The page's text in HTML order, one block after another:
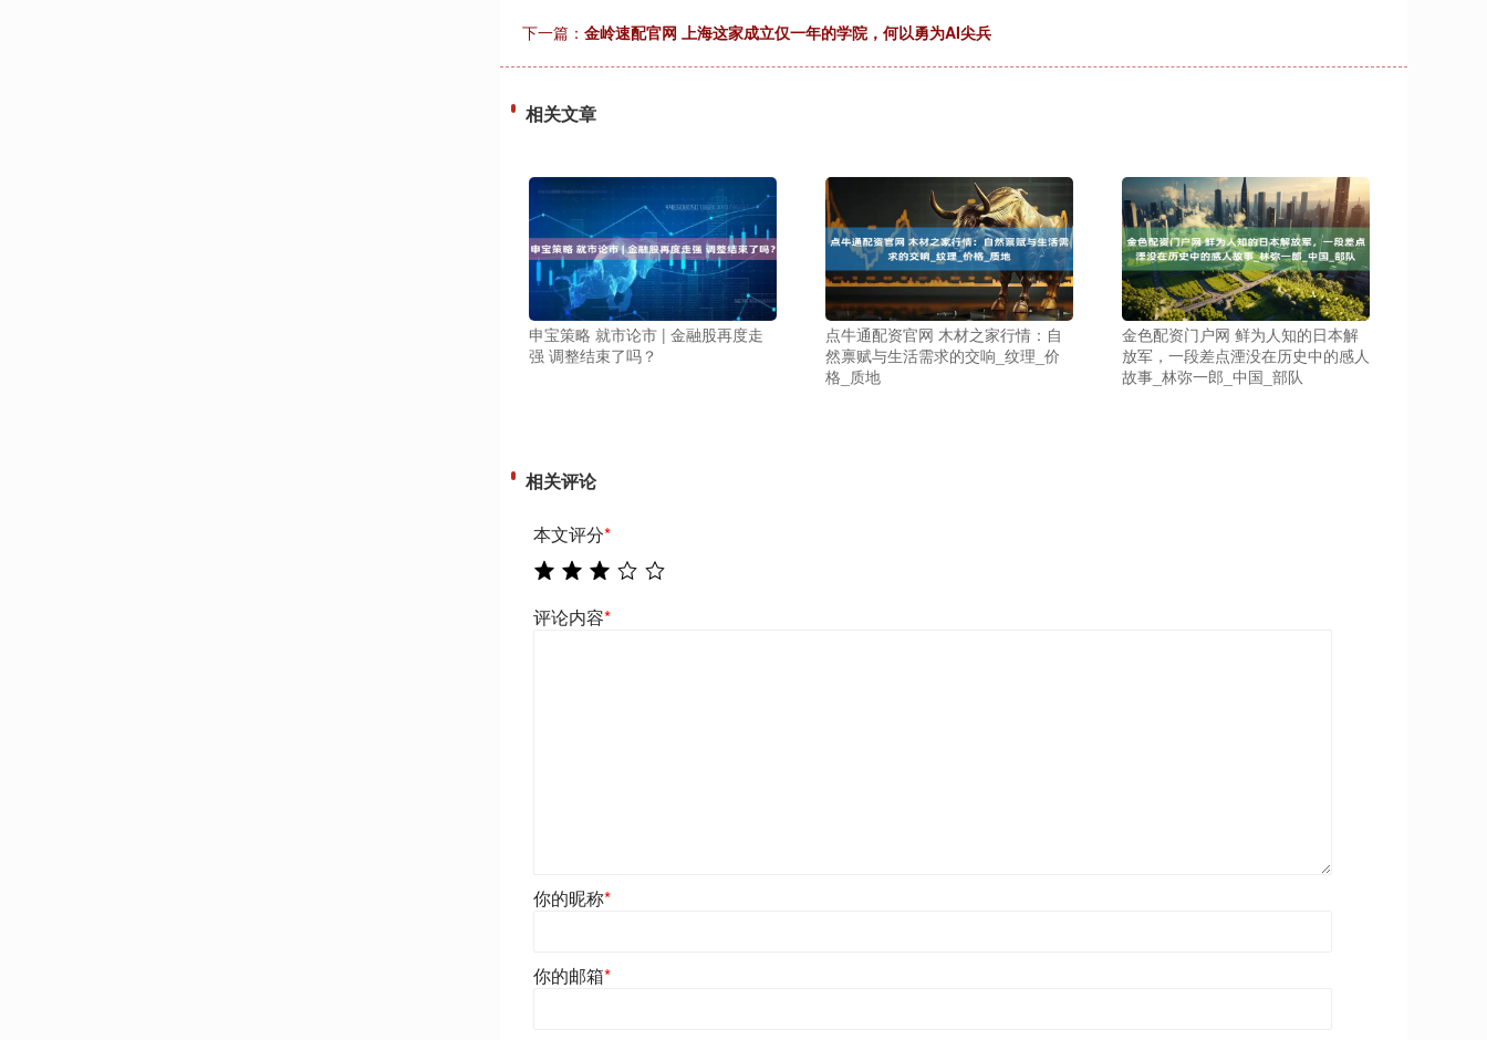
下一篇： 金岭速配官网 上海这家成立仅一年的学院，何以勇为AI尖兵
相关文章
申宝策略 就市论市 | 金融股再度走
强 调整结束了吗？
点牛通配资官网 木材之家行情：自
然禀赋与生活需求的交响_纹理_价
格_质地
金色配资门户网 鲜为人知的日本解
放军，一段差点湮没在历史中的感人
故事_林弥一郎_中国_部队
相关评论
本文评分*
评论内容*
你的昵称*
你的邮箱*